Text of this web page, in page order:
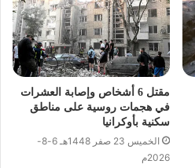
مقتل 6 أشخاص وإصابة العشرات
في هجمات روسية على مناطق
سكنية بأوكرانيا
الخميس 23 صفر 1448هـ 6-8-
2026م